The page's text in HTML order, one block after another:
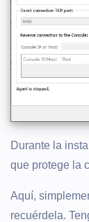
Durante la
que protege la
Aquí,
recuérdela.